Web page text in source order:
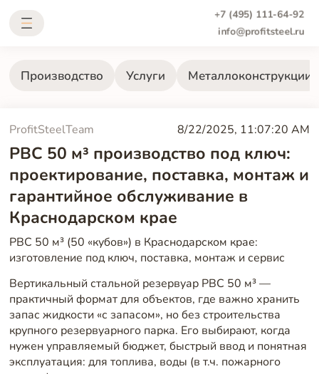
+7 (495) 111-64-92
info@profitsteel.ru
Производство Услуги Металлоконструкции
ProfitSteelTeam 8/22/2025, 11:07:20 AM
РВС 50 м³ производство под ключ:
проектирование, поставка, монтаж и
гарантийное обслуживание в
Краснодарском крае
РВС 50 м³ (50 «кубов») в Краснодарском крае:
изготовление под ключ, поставка, монтаж и сервис
Вертикальный стальной резервуар РВС 50 м³ —
практичный формат для объектов, где важно хранить
запас жидкости «с запасом», но без строительства
крупного резервуарного парка. Его выбирают, когда
нужен управляемый бюджет, быстрый ввод и понятная
эксплуатация: для топлива, воды (в т.ч. пожарного